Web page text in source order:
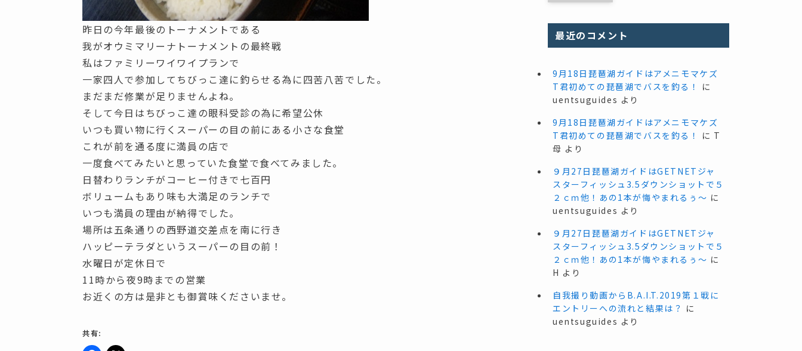
昨日の今年最後のトーナメントである
我がオウミマリーナトーナメントの最終戦
私はファミリーワイワイプランで
一家四人で参加してちびっこ達に釣らせる為に四苦八苦でした。
まだまだ修業が足りませんよね。
そして今日はちびっこ達の眼科受診の為に希望公休
いつも買い物に行くスーパーの目の前にある小さな食堂
これが前を通る度に満員の店で
一度食べてみたいと思っていた食堂で食べてみました。
日替わりランチがコーヒー付きで七百円
ボリュームもあり味も大満足のランチで
いつも満員の理由が納得でした。
場所は五条通りの西野道交差点を南に行き
ハッピーテラダというスーパーの目の前！
水曜日が定休日で
11時から夜9時までの営業
お近くの方は是非とも御賞味くださいませ。
共有:
最近のコメント
9月18日琵琶湖ガイドはアメニモマケズ
T君初めての琵琶湖でバスを釣る！
に
uentsuguides より
9月18日琵琶湖ガイドはアメニモマケズ
T君初めての琵琶湖でバスを釣る！
に T
母 より
９月27日琵琶湖ガイドはGETNETジャ
スターフィッシュ3.5ダウンショットで５
２ｃｍ他！あの1本が悔やまれるぅ～ に
uentsuguides より
９月27日琵琶湖ガイドはGETNETジャ
スターフィッシュ3.5ダウンショットで５
２ｃｍ他！あの1本が悔やまれるぅ～ に
H より
自我撮り動画からB.A.I.T.2019第１戦に
エントリーへの流れと結果は？ に
uentsuguides より